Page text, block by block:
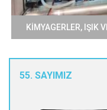
KİMYAGERLER, IŞIK
55. SAYIMIZ